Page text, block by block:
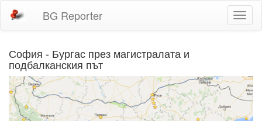
BG Reporter
София - Бургас през магистралата и
подбалканския път